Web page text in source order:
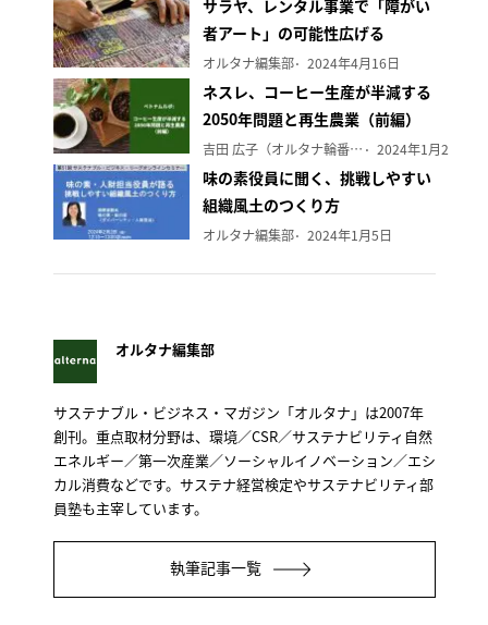
サラヤ、レンタル事業で「障がい
者アート」の可能性広げる
オルタナ編集部 2024年4月16日
ネスレ、コーヒー生産が半減する
2050年問題と再生農業（前編）
吉田 広子（オルタナ輪番編集長） 2024年1月29日
味の素役員に聞く、挑戦しやすい
組織風土のつくり方
オルタナ編集部 2024年1月5日
オルタナ編集部
サステナブル・ビジネス・マガジン「オルタナ」は2007年
創刊。重点取材分野は、環境／CSR／サステナビリティ自然
エネルギー／第一次産業／ソーシャルイノベーション／エシ
カル消費などです。サステナ経営検定やサステナビリティ部
員塾も主宰しています。
執筆記事一覧